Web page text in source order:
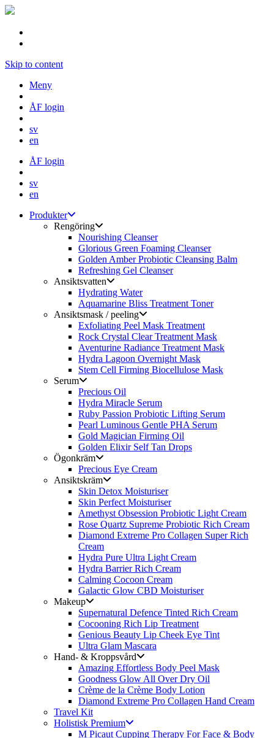
Skip to content
Meny
ÅF login
sv
en
ÅF login
sv
en
Produkter
Rengöring
Nourishing Cleanser
Glorious Green Foaming Cleanser
Golden Amber Probiotic Cleansing Balm
Refreshing Gel Cleanser
Ansiktsvatten
Hydrating Water
Aquamarine Bliss Treatment Toner
Ansiktsmask / peeling
Exfoliating Peel Mask Treatment
Rock Crystal Clear Treatment Mask
Aventurine Radiance Treatment Mask
Hydra Lagoon Overnight Mask
Stem Cell Firming Biocellulose Mask
Serum
Precious Oil
Hydra Miracle Serum
Ruby Passion Probiotic Lifting Serum
Pearl Luminous Gentle PHA Serum
Gold Magician Firming Oil
Golden Elixir Self Tan Drops
Ögonkräm
Precious Eye Cream
Ansiktskräm
Skin Detox Moisturiser
Skin Perfect Moisturiser
Amethyst Obsession Probiotic Light Cream
Rose Quartz Supreme Probiotic Rich Cream
Diamond Extreme Pro Collagen Super Rich
Cream
Hydra Pure Ultra Light Cream
Hydra Barrier Rich Cream
Calming Cocoon Cream
Galactic Glow CBD Moisturiser
Makeup
Supernatural Defence Tinted Rich Cream
Cocooning Rich Lip Treatment
Genious Beauty Lip Cheek Eye Tint
Ultra Glam Mascara
Hand- & Kroppsvård
Amazing Effortless Body Peel Mask
Goodness Glow All Over Dry Oil
Crème de la Crème Body Lotion
Diamond Extreme Pro Collagen Hand Cream
Travel Kit
Holistisk Premium
M Picaut Cupping Therapy For Face & Body